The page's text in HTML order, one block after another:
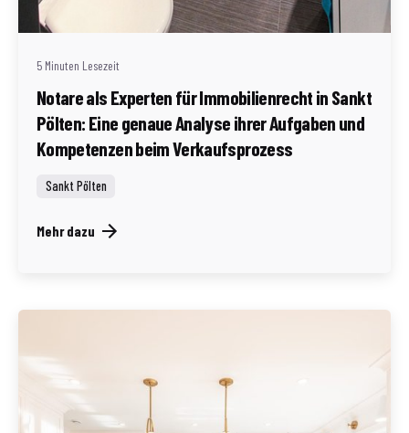
5 Minuten Lesezeit
Notare als Experten für Immobilienrecht in Sankt
Pölten: Eine genaue Analyse ihrer Aufgaben und
Kompetenzen beim Verkaufsprozess
Sankt Pölten
Mehr dazu